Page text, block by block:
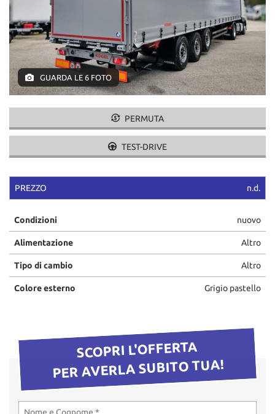
NEWS
CONTATTI
GB TRAILER
NUOVI
USATI
GUARDA LE 6 FOTO
PERMUTA
TEST-DRIVE
PREZZO n.d.
Condizioni nuovo
Alimentazione Altro
Tipo di cambio Altro
Colore esterno Grigio pastello
SCOPRI L'OFFERTA
PER AVERLA SUBITO TUA!